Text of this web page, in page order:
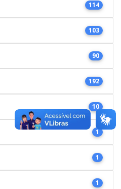
114
103
90
192
10
1
1
1